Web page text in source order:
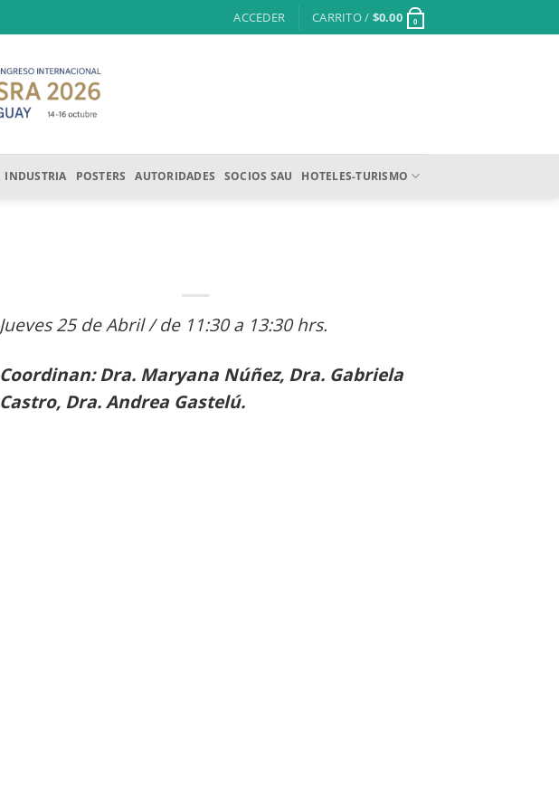
ACCEDER CARRITO / $0.00 0
INDUSTRIA POSTERS AUTORIDADES SOCIOS SAU HOTELES-TURISMO
Jueves 25 de Abril / de 11:30 a 13:30 hrs.
Coordinan: Dra. Maryana Núñez, Dra. Gabriela
Castro, Dra. Andrea Gastelú.